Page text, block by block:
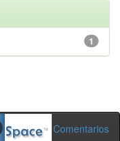
1
Comentarios